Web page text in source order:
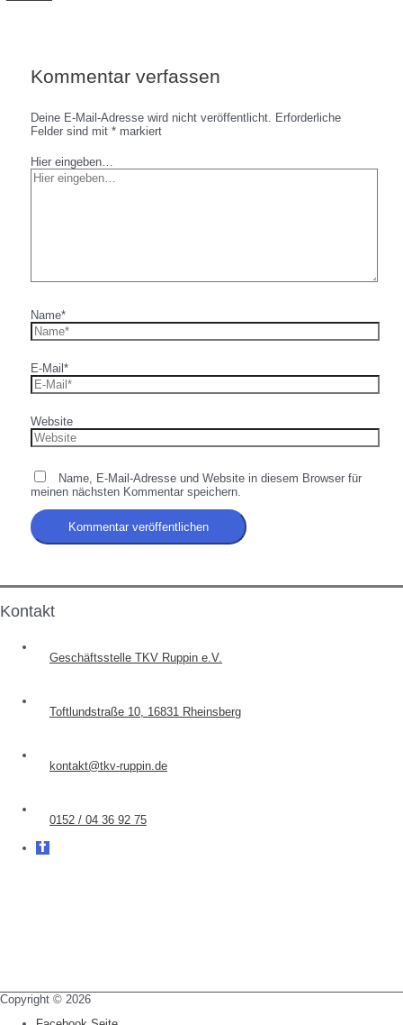
Kommentar verfassen
Deine E-Mail-Adresse wird nicht veröffentlicht. Erforderliche
Felder sind mit* markiert
Hier eingeben…
Name*
E-Mail*
Website
Name, E-Mail-Adresse und Website in diesem Browser für
meinen nächsten Kommentar speichern.
Kontakt
Geschäftsstelle TKV Ruppin e.V.
Toftlundstraße 10, 16831 Rheinsberg
kontakt@tkv-ruppin.de
0152 / 04 36 92 75
Copyright © 2026